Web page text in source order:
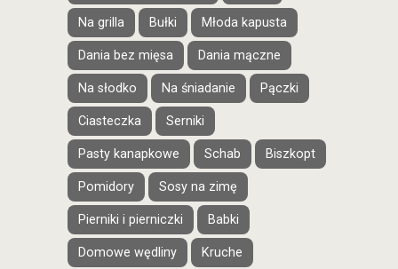
Na grilla Bułki Młoda kapusta
Dania bez mięsa Dania mączne
Na słodko Na śniadanie Pączki
Ciasteczka Serniki
Pasty kanapkowe Schab Biszkopt
Pomidory Sosy na zimę
Pierniki i pierniczki Babki
Domowe wędliny Kruche